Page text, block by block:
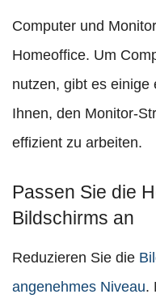
Computer und
Homeoffice. Um
nutzen, gibt es einige
Ihnen, den Monitor-
effizient zu arbeiten.
Passen Sie die
Bildschirms an
Reduzieren Sie die
angenehmes Niveau.